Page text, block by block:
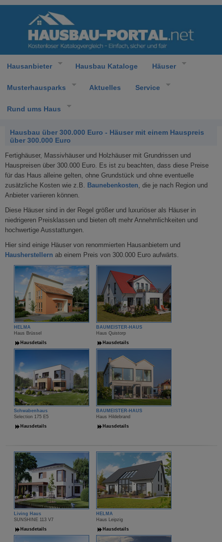
Hausanbieter Hausbau Kataloge Häuser
Musterhausparks Aktuelles Service
Rund ums Haus
Hausbau über 300.000 Euro - Häuser mit einem Hauspreis
über 300.000 Euro
Fertighäuser, Massivhäuser und Holzhäuser mit Grundrissen und
Hauspreisen über 300.000 Euro. Es ist zu beachten, dass diese Preise
für das Haus alleine gelten, ohne Grundstück und ohne eventuelle
zusätzliche Kosten wie z.B. Baunebenkosten, die je nach Region und
Anbieter variieren können.
Diese Häuser sind in der Regel größer und luxuriöser als Häuser in
niedrigeren Preisklassen und bieten oft mehr Annehmlichkeiten und
hochwertige Ausstattungen.
Hier sind einige Häuser von renommierten Hausanbietern und
Hausherstellern ab einem Preis von 300.000 Euro aufwärts.
HELMA
Haus Brüssel
Hausdetails
BAUMEISTER-HAUS
Haus Quistorp
Hausdetails
Schwabenhaus
Selection 175 E5
Hausdetails
BAUMEISTER-HAUS
Haus Hildebrand
Hausdetails
Living Haus
SUNSHINE 113 V7
Hausdetails
HELMA
Haus Leipzig
Hausdetails